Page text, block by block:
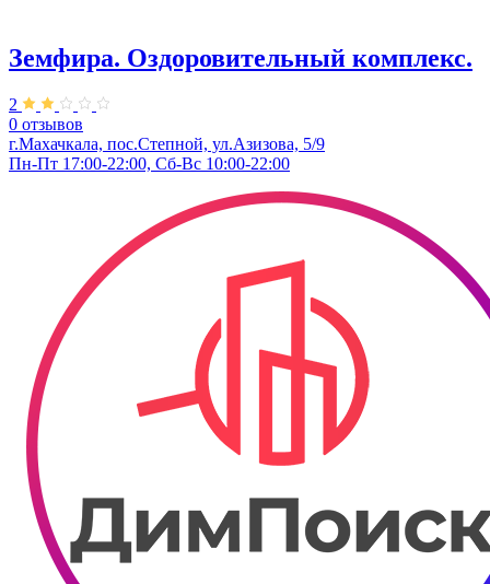
Земфира. ​Оздоровительный комплекс.
2
0 отзывов
г.Махачкала, пос.Степной, ул.Азизова, 5/9
Пн-Пт 17:00-22:00, Сб-Вс 10:00-22:00